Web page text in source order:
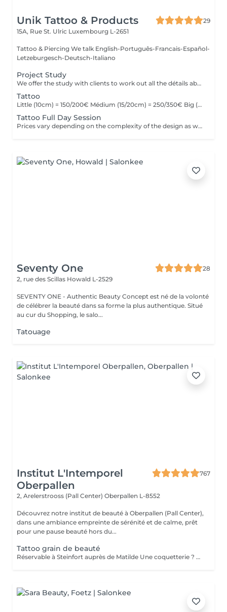
Unik Tattoo & Products
29
15A, Rue St. Ulric Luxembourg L-2651
Tattoo & Piercing We talk English-Português-Francais-Español-
Letzeburgesch-Deutsch-Italiano
Project Study
We offer the study with clients to work out all the détails about their tattoo.
Tattoo
Little (10cm) = 150/200€ Médium (15/20cm) = 250/350€ Big (25cm/+) = start at 400€ Custom quotes per project! The prices vary depending on the complexity of the design as well as the área to be tattoed!
Tattoo Full Day Session
Prices vary depending on the complexity of the design as well as the área to be tattoed.
Seventy One
28
2, rue des Scillas Howald L-2529
SEVENTY ONE - Authentic Beauty Concept est né de la volonté
de célébrer la beauté dans sa forme la plus authentique. Situé
au cur du Shopping, le salo...
Tatouage
Institut L'Intemporel
Oberpallen
767
2, Arelerstrooss (Pall Center) Oberpallen L-8552
Découvrez notre institut de beauté à Oberpallen (Pall Center),
dans une ambiance empreinte de sérénité et de calme, prêt
pour une pause beauté hors du...
Tattoo grain de beauté
Réservable à Steinfort auprès de Matilde Une coquetterie ? Accentuer un grain de beauté déjà existant ? Une jolie mouche à la Maryline Monroe ? Au choix... Sans douleur, pas de retouche nécessaire ( mais comprise si besoin ), longue durée dans le temps ( jusqu'à 18 mois )